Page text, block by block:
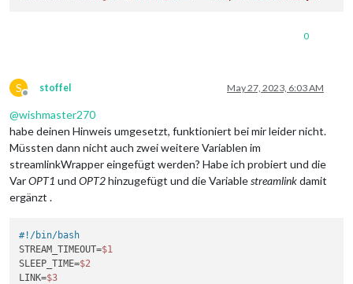
0
S
Offline
stoffel May 27, 2023, 6:03 AM
@wishmaster270
habe deinen Hinweis umgesetzt, funktioniert bei mir leider nicht.
Müssten dann nicht auch zwei weitere Variablen im
streamlinkWrapper eingefügt werden? Habe ich probiert und die
VarOPT1 und OPT2hinzugefügt und die Variablestreamlinkdamit
ergänzt .
#!/bin/bash
STREAM_TIMEOUT=$1
SLEEP_TIME=$2
LINK=$3